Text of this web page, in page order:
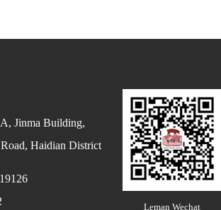
Jinma Building,
Haidian District
Leman Wechat